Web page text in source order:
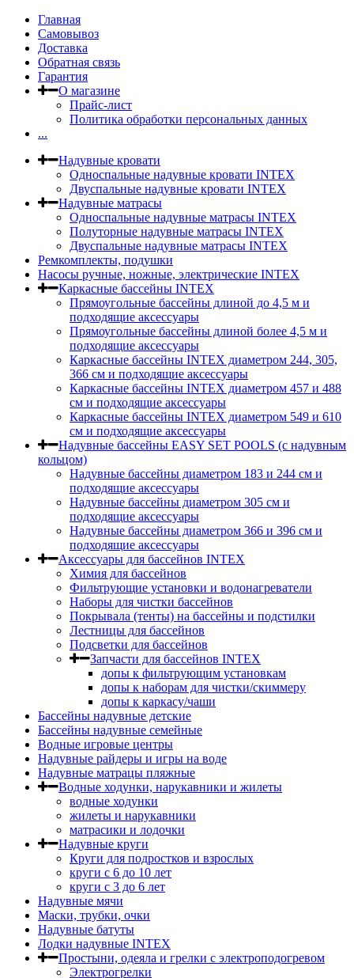
Главная
Самовывоз
Доставка
Обратная связь
Гарантия
О магазине
Прайс-лист
Политика обработки персональных данных
...
Надувные кровати
Односпальные надувные кровати INTEX
Двуспальные надувные кровати INTEX
Надувные матрасы
Односпальные надувные матрасы INTEX
Полуторные надувные матрасы INTEX
Двуспальные надувные матрасы INTEX
Ремкомплекты, подушки
Насосы ручные, ножные, электрические INTEX
Каркасные бассейны INTEX
Прямоугольные бассейны длиной до 4,5 м и
подходящие аксессуары
Прямоугольные бассейны длиной более 4,5 м и
подходящие аксессуары
Каркасные бассейны INTEX диаметром 244, 305,
366 см и подходящие аксессуары
Каркасные бассейны INTEX диаметром 457 и 488
cм и подходящие аксессуары
Каркасные бассейны INTEX диаметром 549 и 610
см и подходящие аксессуары
Надувные бассейны EASY SET POOLS (с надувным
кольцом)
Надувные бассейны диаметром 183 и 244 см и
подходящие аксессуары
Надувные бассейны диаметром 305 см и
подходящие аксессуары
Надувные бассейны диаметром 366 и 396 см и
подходящие аксессуары
Аксессуары для бассейнов INTEX
Химия для бассейнов
Фильтрующие установки и водонагреватели
Наборы для чистки бассейнов
Покрывала (тенты) на бассейны и подстилки
Лестницы для бассейнов
Подсветки для бассейнов
Запчасти для бассейнов INTEX
допы к фильтрующим установкам
допы к наборам для чистки/скиммеру
допы к каркасу/чаши
Бассейны надувные детские
Бассейны надувные семейные
Водные игровые центры
Надувные райдеры и игры на воде
Надувные матрацы пляжные
Водные ходунки, нарукавники и жилеты
водные ходунки
жилеты и нарукавники
матрасики и лодочки
Надувные круги
Круги для подростков и взрослых
круги с 6 до 10 лет
круги c 3 до 6 лет
Надувные мячи
Маски, трубки, очки
Надувные батуты
Лодки надувные INTEX
Простыни, одеяла и грелки с электроподогревом
Электрогрелки